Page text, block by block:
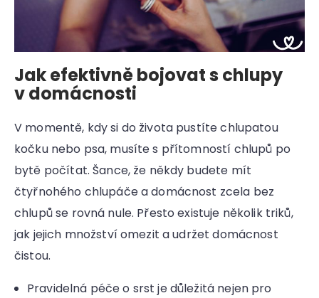
Jak efektivně bojovat s chlupy
v domácnosti
V momentě, kdy si do života pustíte chlupatou
kočku nebo psa, musíte s přítomností chlupů po
bytě počítat. Šance, že někdy budete mít
čtyřnohého chlupáče a domácnost zcela bez
chlupů se rovná nule. Přesto existuje několik triků,
jak jejich množství omezit a udržet domácnost
čistou.
Pravidelná péče o srst je důležitá nejen pro